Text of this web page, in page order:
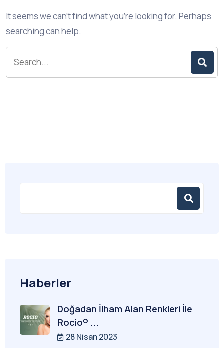
It seems we can’t find what you’re looking for. Perhaps
searching can help.
Haberler
Doğadan İlham Alan Renkleri İle
Rocio® ...
28 Nisan 2023